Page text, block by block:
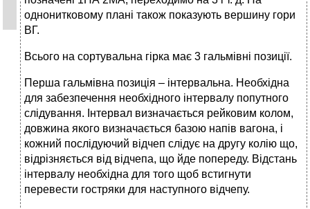
однонитковому плані також показують вершину гори
ВГ.
Всього на сортувальна гірка має 3 гальмівні позиції.
Перша гальмівна позиція – інтервальна. Необхідна
для забезпечення необхідного інтервалу попутного
слідування. Інтервал визначається рейковим колом,
довжина якого визначається базою напів вагона, і
кожний послідуючий відчеп слідує на другу колію що,
відрізняється від відчепа, що йде попереду. Відстань
інтервалу необхідна для того щоб встигнути
перевести гостряки для наступного відчепу.